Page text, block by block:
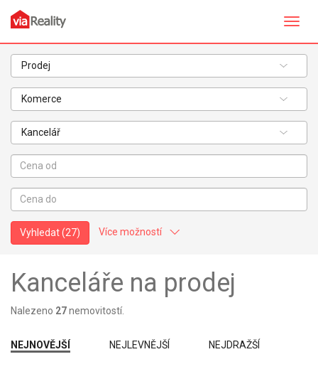
Prodej
Komerce
Kancelář
Vyhledat(27) Více možností
Velmi dobrý
Ve výstavbě
Kanceláře na prodej
Nalezeno 27nemovitostí.
NEJNOVĚJŠÍ NEJLEVNĚJŠÍ NEJDRAŽŠÍ